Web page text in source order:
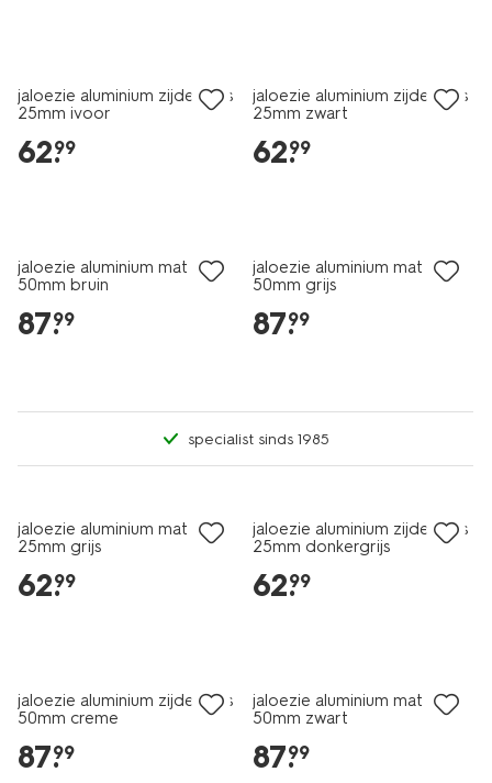
jaloezie aluminium zijdeglans
25mm ivoor
62.
99
jaloezie aluminium zijdeglans
25mm zwart
62.
99
jaloezie aluminium mat
50mm bruin
87.
99
jaloezie aluminium mat
50mm grijs
87.
99
specialist sinds 1985
jaloezie aluminium mat
25mm grijs
62.
99
jaloezie aluminium zijdeglans
25mm donkergrijs
62.
99
jaloezie aluminium zijdeglans
50mm creme
87.
99
jaloezie aluminium mat
50mm zwart
87.
99